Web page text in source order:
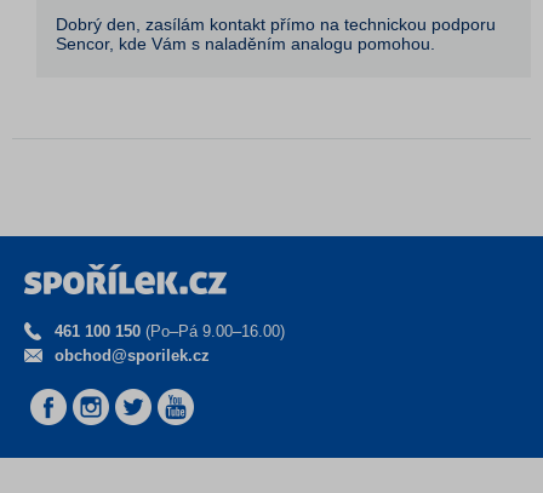
Dobrý den, zasílám kontakt přímo na technickou podporu
Sencor, kde Vám s naladěním analogu pomohou.
461 100 150 (Po–Pá 9.00–16.00)
obchod@sporilek.cz